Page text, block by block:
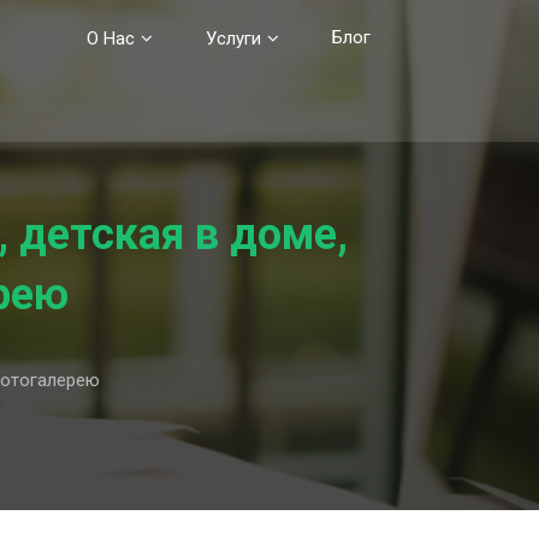
О Нас Услуги Блог
детская в доме,